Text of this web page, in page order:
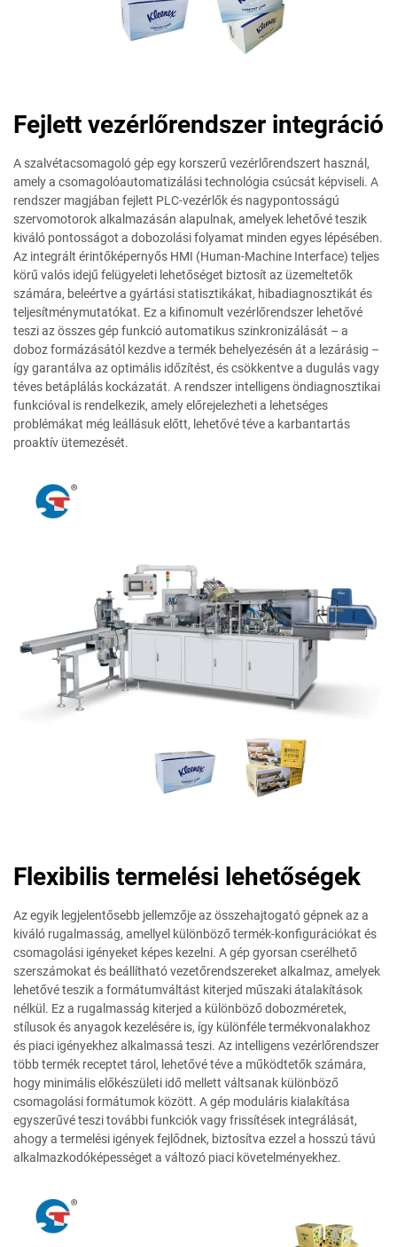
Fejlett vezérlőrendszer integráció
A szalvétacsomagoló gép egy korszerű vezérlőrendszert használ,
amely a csomagolóautomatizálási technológia csúcsát képviseli. A
rendszer magjában fejlett PLC-vezérlők és nagypontosságú
szervomotorok alkalmazásán alapulnak, amelyek lehetővé teszik
kiváló pontosságot a dobozolási folyamat minden egyes lépésében.
Az integrált érintőképernyős HMI (Human-Machine Interface) teljes
körű valós idejű felügyeleti lehetőséget biztosít az üzemeltetők
számára, beleértve a gyártási statisztikákat, hibadiagnosztikát és
teljesítménymutatókat. Ez a kifinomult vezérlőrendszer lehetővé
teszi az összes gép funkció automatikus szinkronizálását – a
doboz formázásától kezdve a termék behelyezésén át a lezárásig –
így garantálva az optimális időzítést, és csökkentve a dugulás vagy
téves betáplálás kockázatát. A rendszer intelligens öndiagnosztikai
funkcióval is rendelkezik, amely előrejelezheti a lehetséges
problémákat még leállásuk előtt, lehetővé téve a karbantartás
proaktív ütemezését.
Flexibilis termelési lehetőségek
Az egyik legjelentősebb jellemzője az összehajtogató gépnek az a
kiváló rugalmasság, amellyel különböző termék-konfigurációkat és
csomagolási igényeket képes kezelni. A gép gyorsan cserélhető
szerszámokat és beállítható vezetőrendszereket alkalmaz, amelyek
lehetővé teszik a formátumváltást kiterjed műszaki átalakítások
nélkül. Ez a rugalmasság kiterjed a különböző dobozméretek,
stílusok és anyagok kezelésére is, így különféle termékvonalakhoz
és piaci igényekhez alkalmassá teszi. Az intelligens vezérlőrendszer
több termék receptet tárol, lehetővé téve a működtetők számára,
hogy minimális előkészületi idő mellett váltsanak különböző
csomagolási formátumok között. A gép moduláris kialakítása
egyszerűvé teszi további funkciók vagy frissítések integrálását,
ahogy a termelési igények fejlődnek, biztosítva ezzel a hosszú távú
alkalmazkodóképességet a változó piaci követelményekhez.